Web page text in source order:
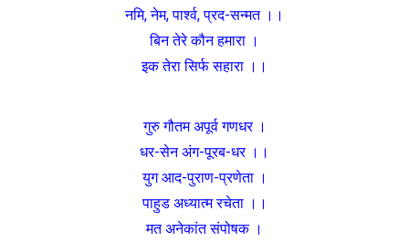
नमि, नेम, पार्श्व, प्रद-सन्मत ।।
बिन तेरे कौन हमारा ।
इक तेरा सिर्फ सहारा ।।
गुरु गौतम अपूर्व गणधर ।
धर-सेन अंग-पूरब-धर ।।
युग आद-पुराण-प्रणेता ।
पाहुड अध्यात्म रचेता ।।
मत अनेकांत संपोषक ।